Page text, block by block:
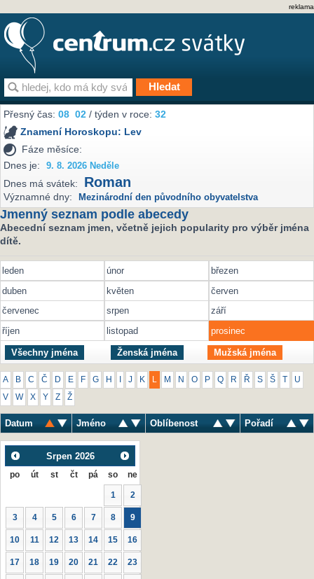
reklama
Přesný čas:08 02 / týden v roce:32
Znamení Horoskopu: Lev
Fáze měsíce:
Dnes je:
9. 8. 2026 Neděle
Dnes má svátek: Roman
Významné dny: Mezinárodní den původního obyvatelstva
Jmenný seznam podle abecedy
Abecední seznam jmen, včetně jejich popularity pro výběr jména
dítě.
leden únor
březen
duben
květen
červen
červenec
srpen
září
říjen
listopad prosinec
Všechny jména Ženská jména Mužská jména
A B C Č D E F G H J K M N O P Q R Ř S Š U
V W X Y Z Ž
Datum Jméno Oblíbenost Pořadí
Srpen 2026
po út st čt pá so ne
1 2
3 4 5 6 7 8 9
10 11 12 13 14 15 16
17 18 19 20 21 22 23